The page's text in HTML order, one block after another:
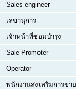
- Sales engineer
- เลขานุการ
- เจ้าหน้าที่ซ่อมบำรุง
- Sale Promoter
- Operator
- พนักงานส่งเสริมการขา